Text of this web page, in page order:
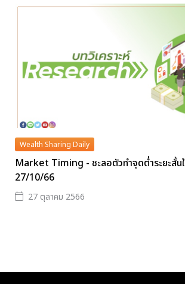
Wealth Sharing Daily
Market Timing - ชะลอตัวทำจุดต่ำระยะสั้น
27/10/66
27 ตุลาคม 2566